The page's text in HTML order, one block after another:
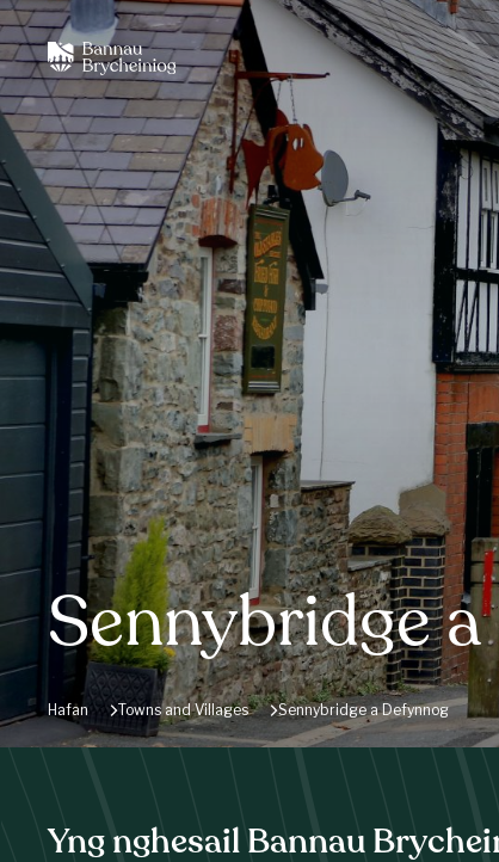
Sennybridge
Hafan Towns and Villages Sennybridge a Defynnog
Yng nghesail Bannau